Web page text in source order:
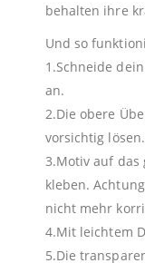
behalten ihre
Und so
1.Schneide
an.
2.Die obere
vorsichtig lösen.
3.Motiv auf das
kleben.
nicht mehr
4.Mit leichtem
5.Die